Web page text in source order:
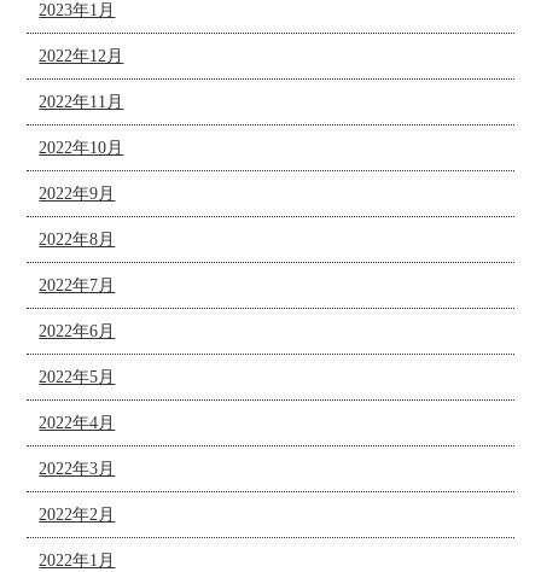
2023年1月
2022年12月
2022年11月
2022年10月
2022年9月
2022年8月
2022年7月
2022年6月
2022年5月
2022年4月
2022年3月
2022年2月
2022年1月